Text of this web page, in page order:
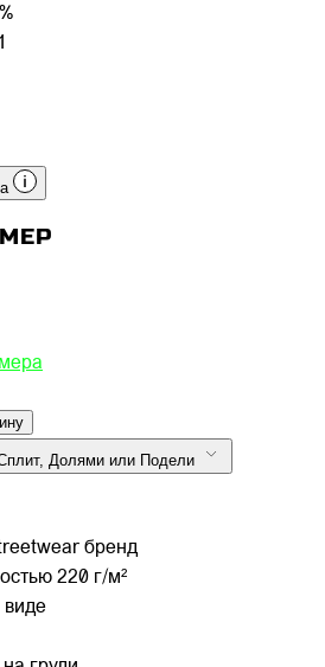
4 × 2997 ₽ в Сплит, Долями или Подели
бренд
220 г/м²